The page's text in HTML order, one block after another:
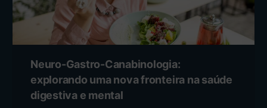
Neuro-Gastro-Canabinologia:
explorando uma nova fronteira na saúde
digestiva e mental